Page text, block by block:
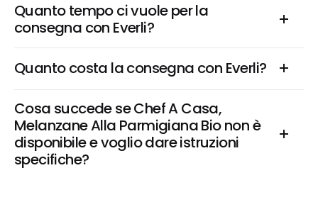
Quanto tempo ci vuole per la
consegna con Everli?
Quanto costa la consegna con Everli?
Cosa succede se Chef A Casa,
Melanzane Alla Parmigiana Bio non è
disponibile e voglio dare istruzioni
specifiche?